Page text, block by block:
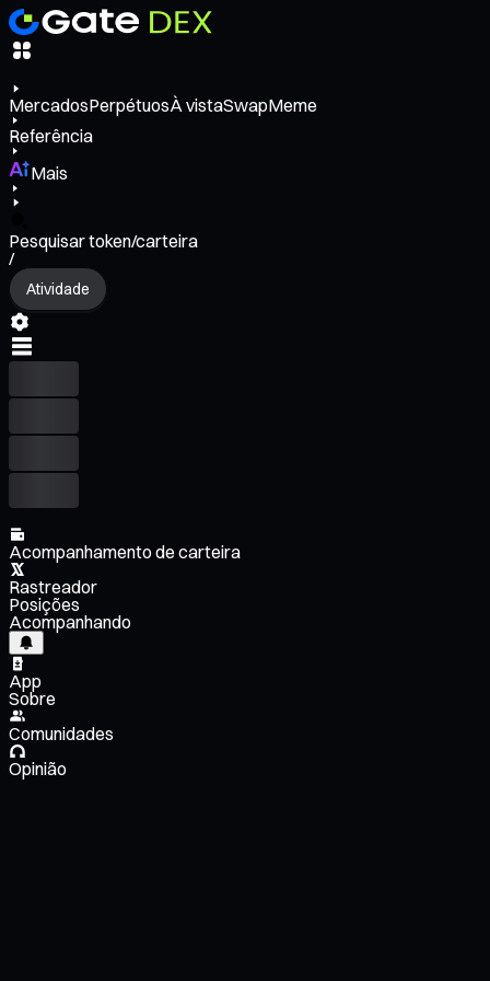
MercadosPerpétuosÀ vistaSwapMeme
Referência
Mais
Pesquisar token/carteira
/
Atividade
Acompanhamento de carteira
Rastreador
Posições
Acompanhando
App
Sobre
Comunidades
Opinião